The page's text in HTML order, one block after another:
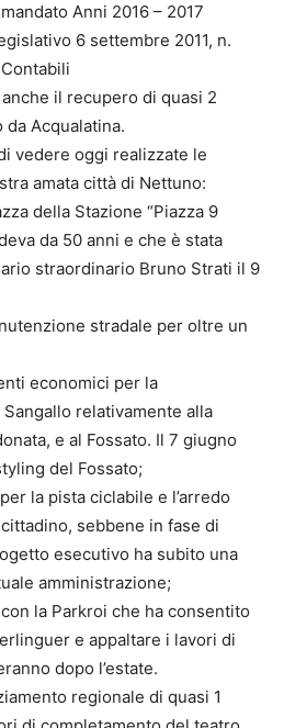
Anni 2016 – 2017
6 settembre 2011, n.
il recupero di quasi 2
Acqualatina.
vedere oggi realizzate le
amata città di Nettuno:
della Stazione “Piazza 9
da 50 anni e che è stata
straordinario Bruno Strati il 9
stradale per oltre un
economici per la
relativamente alla
e al Fossato. Il 7 giugno
del Fossato;
la pista ciclabile e l’arredo
sebbene in fase di
esecutivo ha subito una
amministrazione;
la Parkroi che ha consentito
e appaltare i lavori di
dopo l’estate.
regionale di quasi 1